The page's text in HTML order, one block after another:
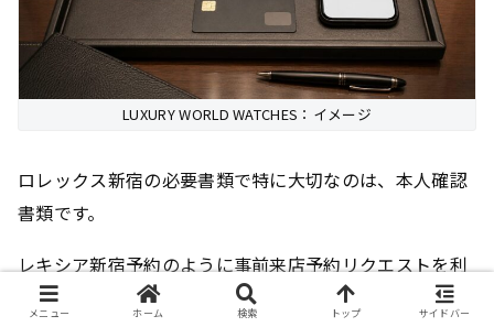
LUXURY WORLD WATCHES：イメージ
ロレックス新宿の必要書類で特に大切なのは、本人確認
書類です。
レキシア新宿予約のように事前来店予約リクエストを利
用する場合、申込内容と来店者本人の情報が一致してい
メニュー ホーム 検索 トップ サイドバー